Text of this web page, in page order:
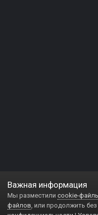
Важная информация
Мы разместили cookie-
файлов, или продолжить